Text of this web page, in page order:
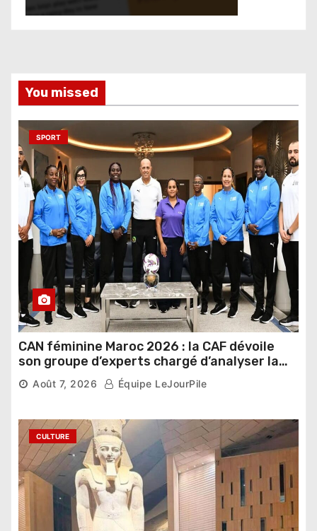
You missed
SPORT
CAN féminine Maroc 2026 : la CAF dévoile
son groupe d’experts chargé d’analyser la
compétition
Août 7, 2026 Équipe LeJourPile
CULTURE